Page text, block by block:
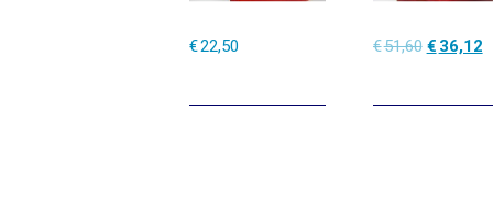
€22,50 €51,60
€51,60.
€ 36,12